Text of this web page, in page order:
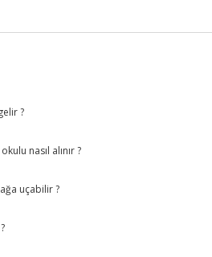
?
nasıl alınır ?
uçabilir ?